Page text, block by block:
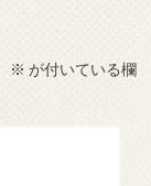
※ が付いている欄